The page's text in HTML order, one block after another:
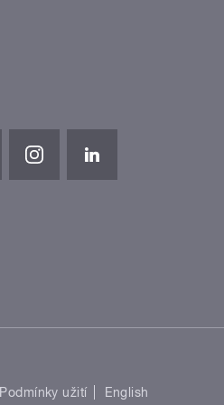
Podmínky užití English